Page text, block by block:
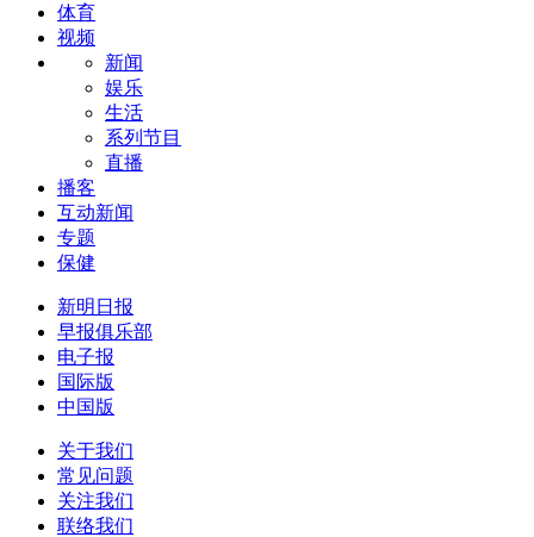
体育
视频
新闻
娱乐
生活
系列节目
直播
播客
互动新闻
专题
保健
新明日报
早报俱乐部
电子报
国际版
中国版
关于我们
常见问题
关注我们
联络我们